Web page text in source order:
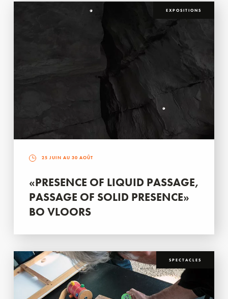
EXPOSITIONS
25 JUIN AU 30 AOÛT
«PRESENCE OF LIQUID PASSAGE,
PASSAGE OF SOLID PRESENCE»
BO VLOORS
SPECTACLES